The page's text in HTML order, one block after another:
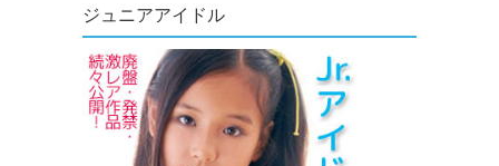
ジュニアアイドル